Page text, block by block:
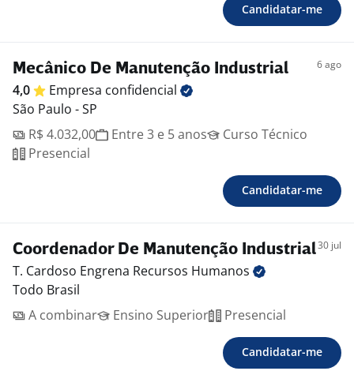
Candidatar-me
Mecânico De Manutenção Industrial 6 ago
4,0 Empresa confidencial
São Paulo - SP
R$ 4.032,00
Entre 3 e 5 anos
Curso Técnico
Presencial
Candidatar-me
Coordenador De Manutenção Industrial30 jul
T. Cardoso Engrena Recursos Humanos
Todo Brasil
A combinar
Ensino Superior Presencial
Candidatar-me